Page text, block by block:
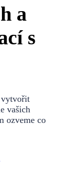
a
s
vytvořit
vašich
ozveme co